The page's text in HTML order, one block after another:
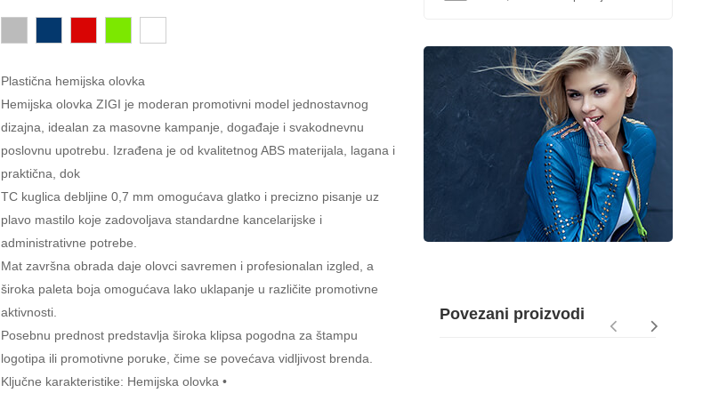
Plastična hemijska olovka
Hemijska olovka ZIGI je moderan promotivni model jednostavnog
dizajna, idealan za masovne kampanje, događaje i svakodnevnu
poslovnu upotrebu. Izrađena je od kvalitetnog ABS materijala, lagana i
praktična, dok
TC kuglica debljine 0,7 mm omogućava glatko i precizno pisanje uz
plavo mastilo koje zadovoljava standardne kancelarijske i
administrativne potrebe.
Mat završna obrada daje olovci savremen i profesionalan izgled, a
široka paleta boja omogućava lako uklapanje u različite promotivne
aktivnosti.
Posebnu prednost predstavlja široka klipsa pogodna za štampu
logotipa ili promotivne poruke, čime se povećava vidljivost brenda.
Ključne karakteristike: Hemijska olovka •
Povezani proizvodi